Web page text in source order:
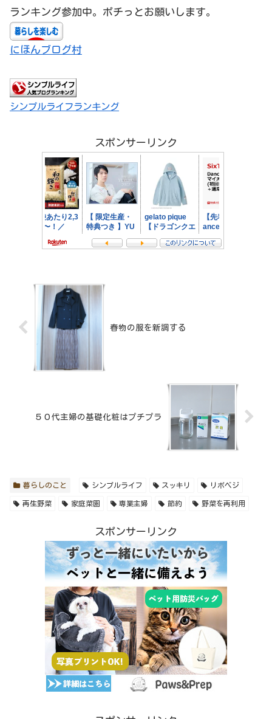
ランキング参加中。ポチっとお願いします。
にほんブログ村
シンプルライフランキング
スポンサーリンク
春物の服を新調する
５０代主婦の基礎化粧はプチプラ
暮らしのこと シンプルライフ スッキリ リボベジ
再生野菜 家庭菜園 専業主婦 節約 野菜を再利用
スポンサーリンク